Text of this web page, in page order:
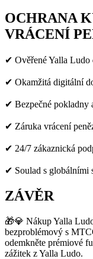
OCHRANA
VRÁCENÍ
✔ Ověřené Yalla Ludo
✔ Okamžitá digitální
✔ Bezpečné pokladny
✔ Záruka vrácení
✔ 24/7 zákaznická
✔ Soulad s globálními
ZÁVĚR
🎁💎 Nákup Yalla
bezproblémový s
odemkněte prémiové
zážitek z Yalla Ludo.